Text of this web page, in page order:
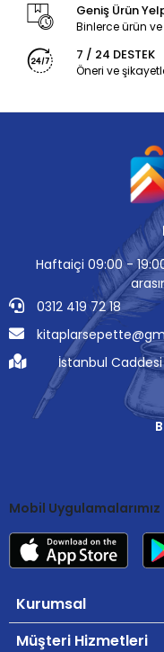
Geniş Ürün
Binlerce ürün
7 / 24 DESTEK
Öneri ve
Haftaiçi 09:00 -
0312 419 72 18
İstanbul
Mobil Uygulamalarımız
Kurumsal
Müşteri Hizmetleri